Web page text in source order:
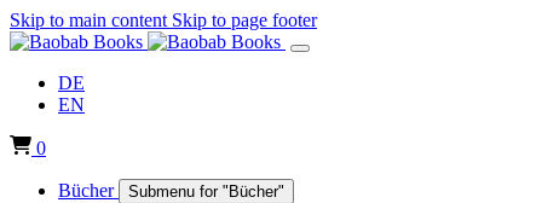
Skip to main content Skip to page footer
DE
EN
0
Bücher Submenu for "Bücher"